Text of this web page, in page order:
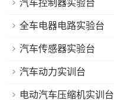
汽车控制器实验台
全车电器电路实验台
汽车传感器实验台
汽车动力实训台
电动汽车压缩机实训台